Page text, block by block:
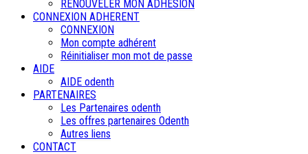
RENOUVELER MON ADHESION
CONNEXION ADHERENT
CONNEXION
Mon compte adhérent
Réinitialiser mon mot de passe
AIDE
AIDE odenth
PARTENAIRES
Les Partenaires odenth
Les offres partenaires Odenth
Autres liens
CONTACT